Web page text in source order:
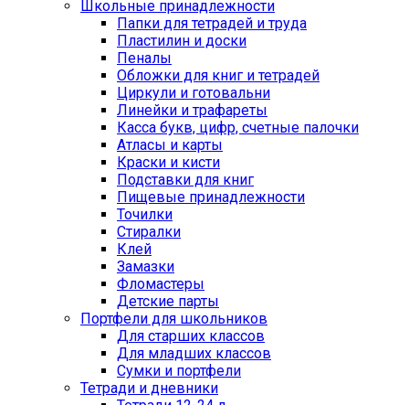
Школьные принадлежности
Папки для тетрадей и труда
Пластилин и доски
Пеналы
Обложки для книг и тетрадей
Циркули и готовальни
Линейки и трафареты
Касса букв, цифр, счетные палочки
Атласы и карты
Краски и кисти
Подставки для книг
Пищевые принадлежности
Точилки
Стиралки
Клей
Замазки
Фломастеры
Детские парты
Портфели для школьников
Для старших классов
Для младших классов
Сумки и портфели
Тетради и дневники